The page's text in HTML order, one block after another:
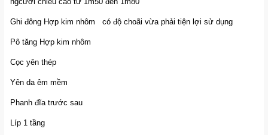
Ghi đông Hợp kim nhôm có độ choãi vừa phải tiện lợi sử dụng
Pô tăng Hợp kim nhôm
Cọc yên thép
Yên da êm mềm
Phanh đĩa trước sau
Líp 1 tầng